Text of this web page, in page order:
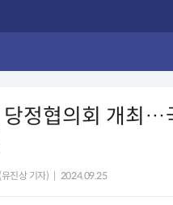
정협의회 개최…
진상 기자) 2024.09.25